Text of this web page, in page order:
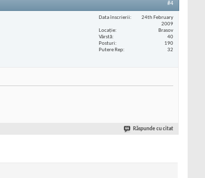
#4
Data înscrierii
24th February
2009
Locaţie
Brasov
Vârstă
40
Posturi
190
Putere Rep
32
Răspunde cu citat